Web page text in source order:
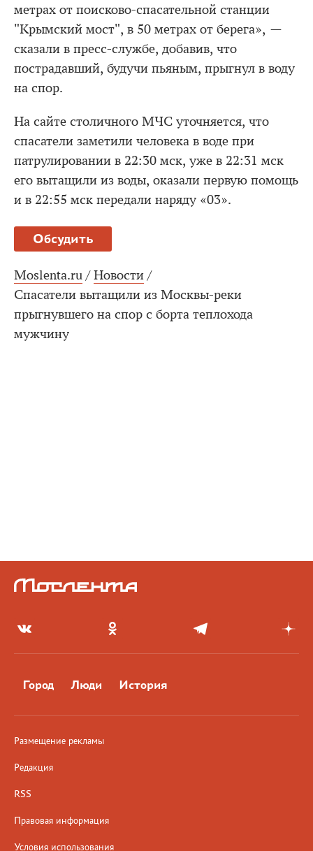
метрах от поисково-спасательной станции
"Крымский мост", в 50 метрах от берега», —
сказали в пресс-службе, добавив, что
пострадавший, будучи пьяным, прыгнул в воду
на спор.
На сайте столичного МЧС уточняется, что
спасатели заметили человека в воде при
патрулировании в 22:30 мск, уже в 22:31 мск
его вытащили из воды, оказали первую помощь
и в 22:55 мск передали наряду «03».
Обсудить
Moslenta.ru / Новости /
Спасатели вытащили из Москвы-реки
прыгнувшего на спор с борта теплохода
мужчину
Город Люди История
Размещение рекламы
Редакция
RSS
Правовая информация
Условия использования